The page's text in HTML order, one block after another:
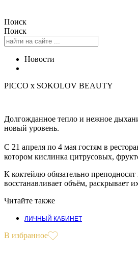
Поиск
Поиск
Новости
PICCO x SOKOLOV BEAUTY
Долгожданное тепло и нежное
новый уровень.
С 21 апреля по 4 мая гостям в
котором кислинка цитрусовых,
К коктейлю обязательно
восстанавливает объём, раскрывает
Читайте также
ЛИЧНЫЙ КАБИНЕТ
В избранное